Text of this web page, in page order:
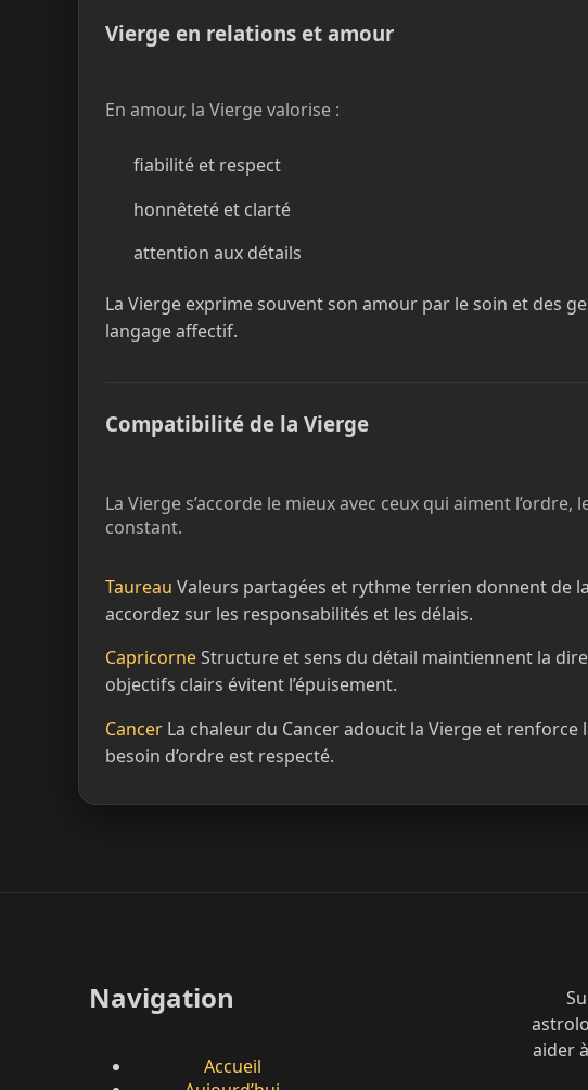
Vierge en relations et amour
En amour, la Vierge valorise :
fiabilité et respect
honnêteté et clarté
attention aux détails
La Vierge exprime souvent son amour par le soin et des
langage affectif.
Compatibilité de la Vierge
La Vierge s’accorde le mieux avec ceux qui aiment l’ordre,
constant.
Taureau Valeurs partagées et rythme terrien donnent de
accordez sur les responsabilités et les délais.
CapricorneStructure et sens du détail maintiennent la
objectifs clairs évitent l’épuisement.
Cancer La chaleur du Cancer adoucit la Vierge et renforce
besoin d’ordre est respecté.
Navigation
Accueil
aider